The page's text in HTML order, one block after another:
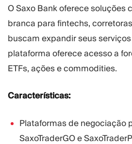
O Saxo Bank oferece soluções
branca para fintechs,
buscam expandir seus
plataforma oferece acesso a
ETFs, ações e commodities.
Características:
Plataformas de negociação
SaxoTraderGO e